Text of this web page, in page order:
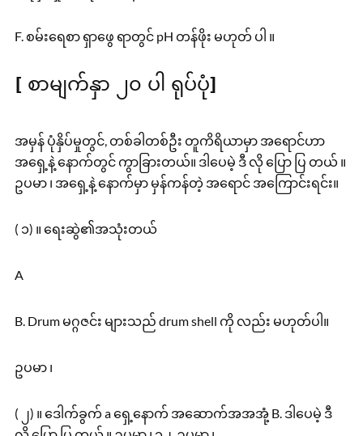
F. စမ်းရေစာ ရှာဖွေ ရာတွင် pH တန်ဖိုး မဟုတ် ပါ ။
[ စာမျက်နှာ ၂၀ ပါ ရုပ်ပုံ]
အမှန် ပုံနှိပ်မှုတွင်, တစ်ခါတစ်ဦး တူကိရိယာမှာ အရောင်ဟာ
အရှေ့နဲ့ နောက်တွင် ကွာခြားတယ်။ ဒါပေမဲ့ ဒီ လို ပြော ပြ တယ် ။
ဥပမာ ၊ အရှေ့နဲ့ နောက်မှာ မှန်ကန်တဲ့ အရောင် အကြောင်းရင်း။
( ၁) ။ ရေးဆွဲ၏အသုံးတယ်
A
B. Drum မဂ္ဂဇင်း များသည် drum shell ကို လည်း မဟုတ်ပါ။
ဥပမာ ၊
( ၂) ။ ဒေါက်ခွက် a ရှေ့နောက် အဆောက်အအအုံ့ B. ဒါပေမဲ့ ဒီ